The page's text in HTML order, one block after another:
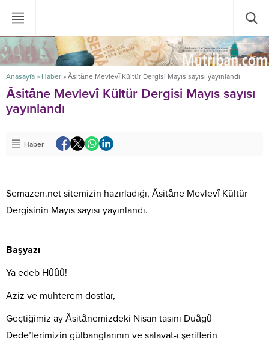
Anasayfa » Haber » Âsitâne Mevlevî Kültür Dergisi Mayıs sayısı yayınlandı
Âsitâne Mevlevî Kültür Dergisi Mayıs sayısı
yayınlandı
Haber
Semazen.net sitemizin hazırladığı, Âsitâne Mevlevî Kültür
Dergisinin Mayıs sayısı yayınlandı.
Başyazı
Ya edeb Hûûû!
Aziz ve muhterem dostlar,
Geçtiğimiz ay Âsitânemizdeki Nisan tasını Duâgû
Dede’lerimizin gülbanglarının ve salavat-ı şeriflerin